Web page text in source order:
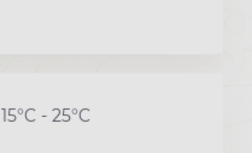
15°C - 25°C